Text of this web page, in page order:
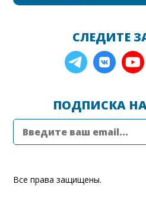
СЛЕДИТЕ
ПОДПИСКА
Все права защищены.